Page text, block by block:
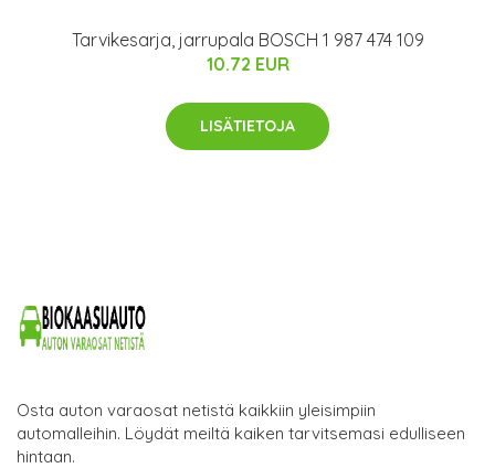
Tarvikesarja, jarrupala BOSCH 1 987 474 109
10.72 EUR
LISÄTIETOJA
Osta auton varaosat netistä kaikkiin yleisimpiin
automalleihin. Löydät meiltä kaiken tarvitsemasi edulliseen
hintaan.